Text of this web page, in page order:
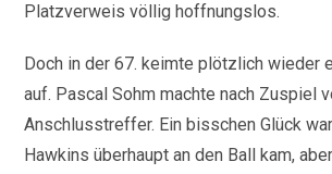
Platzverweis völlig hoffnungslos.
Doch in der 67. keimte plötzlich wieder
auf. Pascal Sohm machte nach Zuspiel
Anschlusstreffer. Ein bisschen Glück
Hawkins überhaupt an den Ball kam,